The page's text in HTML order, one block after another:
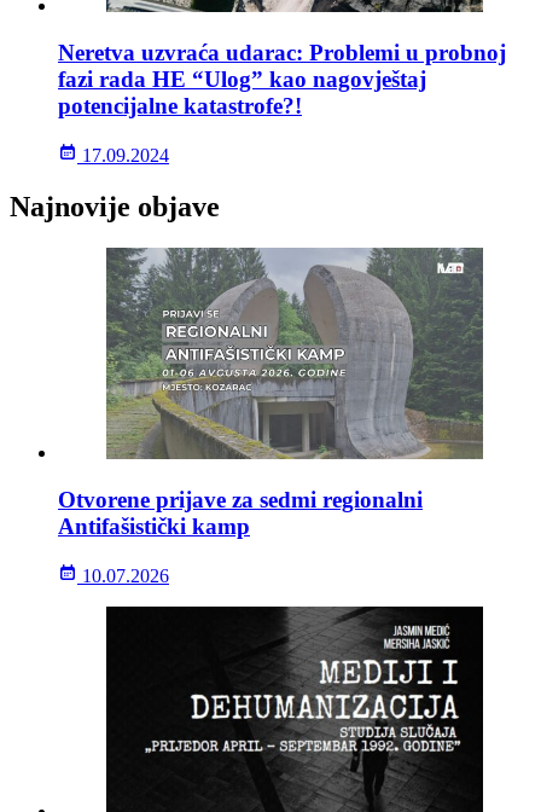
Neretva uzvraća udarac: Problemi u probnoj
fazi rada HE “Ulog” kao nagovještaj
potencijalne katastrofe?!
17.09.2024
Najnovije objave
Otvorene prijave za sedmi regionalni
Antifašistički kamp
10.07.2026